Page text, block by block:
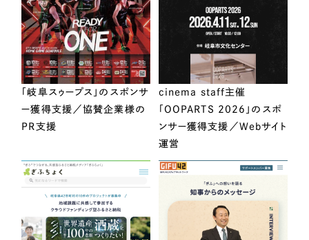
「岐阜スゥープス」のスポンサ
ー獲得支援／協賛企業様の
PR支援
cinema staff主催
「OOPARTS 2026」のスポ
ンサー獲得支援／Webサイト
運営